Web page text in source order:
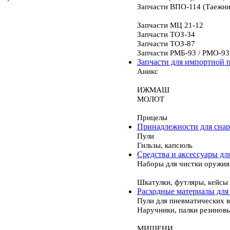
Запчасти ВПО-114
Запчасти МЦ 21-12
Запчасти ТОЗ-34
Запчасти ТОЗ-87
Запчасти РМБ-93 / РМО-93
Запчасти для импортной
Аникс
ИЖМАШ
МОЛОТ
Прицелы
Принадлежности для
Пули
Гильзы, капсюль
Средства и аксессуары
Наборы для чистки
Шкатулки, футляры, кейсы
Расходные материалы
Пули для пневматических
Наручники, палки
МИШЕНИ